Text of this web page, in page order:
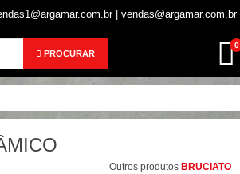
| vendas@argamar.com.br
PROCURAR
0
Outros produtos BRUCIATO